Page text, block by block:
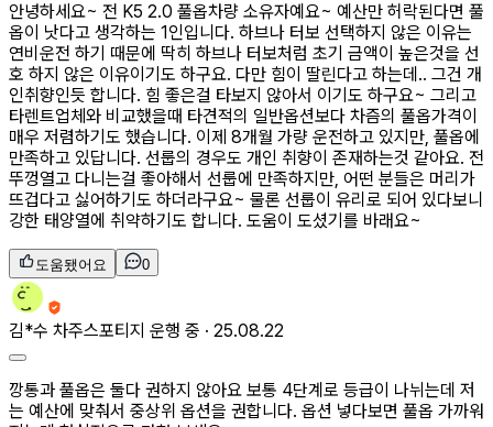
안녕하세요~ 전 K5 2.0 풀옵차량 소유자예요~ 예산만 허락된다면 풀
옵이 낫다고 생각하는 1인입니다. 하브나 터보 선택하지 않은 이유는
연비운전 하기 때문에 딱히 하브나 터보처럼 초기 금액이 높은것을 선
호 하지 않은 이유이기도 하구요. 다만 힘이 딸린다고 하는데.. 그건 개
인취향인듯 합니다. 힘 좋은걸 타보지 않아서 이기도 하구요~ 그리고
타렌트업체와 비교했을때 타견적의 일반옵션보다 차즘의 풀옵가격이
매우 저렴하기도 했습니다. 이제 8개월 가량 운전하고 있지만, 풀옵에
만족하고 있답니다. 선룹의 경우도 개인 취향이 존재하는것 같아요. 전
뚜껑열고 다니는걸 좋아해서 선룹에 만족하지만, 어떤 분들은 머리가
뜨겁다고 싫어하기도 하더라구요~ 물론 선룹이 유리로 되어 있다보니
강한 태양열에 취약하기도 합니다. 도움이 도셨기를 바래요~
도움됐어요 0
김*수 차주스포티지 운행 중 · 25.08.22
깡통과 풀옵은 둘다 권하지 않아요 보통 4단계로 등급이 나뉘는데 저
는 예산에 맞춰서 중상위 옵션을 권합니다. 옵션 넣다보면 풀옵 가까워